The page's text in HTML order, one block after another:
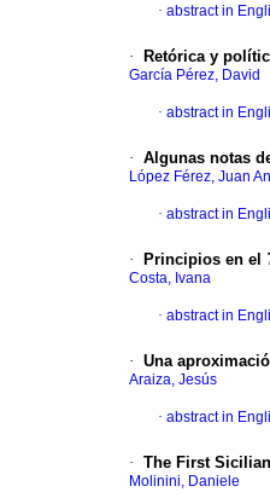
· abstract in
· Retórica y
García Pérez, David
· abstract in
· Algunas notas
López Férez, Juan
· abstract in
· Principios en el
Costa, Ivana
· abstract in
· Una
Araiza, Jesús
· abstract in
· The First
Molinini, Daniele